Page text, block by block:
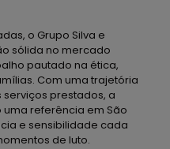
o Grupo Silva e
sólida no mercado
pautado na ética,
Com uma trajetória
prestados, a
referência em São
e sensibilidade cada
de luto.